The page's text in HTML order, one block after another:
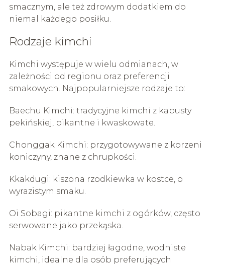
smacznym, ale też zdrowym dodatkiem do
niemal każdego posiłku.
Rodzaje kimchi
Kimchi występuje w wielu odmianach, w
zależności od regionu oraz preferencji
smakowych. Najpopularniejsze rodzaje to:
Baechu Kimchi: tradycyjne kimchi z kapusty
pekińskiej, pikantne i kwaskowate.
Chonggak Kimchi: przygotowywane z korzeni
koniczyny, znane z chrupkości.
Kkakdugi: kiszona rzodkiewka w kostce, o
wyrazistym smaku.
Oi Sobagi: pikantne kimchi z ogórków, często
serwowane jako przekąska.
Nabak Kimchi: bardziej łagodne, wodniste
kimchi, idealne dla osób preferujących